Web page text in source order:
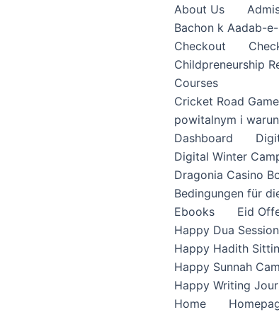
About Us
Bachon k Aadab-
Checkout
Childpreneurship
Courses
Cricket Road
powitalnym i
Dashboard
Digital Winter
Dragonia Casino
Bedingungen für
Ebooks
Eid
Happy Dua
Happy Hadith
Happy Sunnah
Happy Writing
Home